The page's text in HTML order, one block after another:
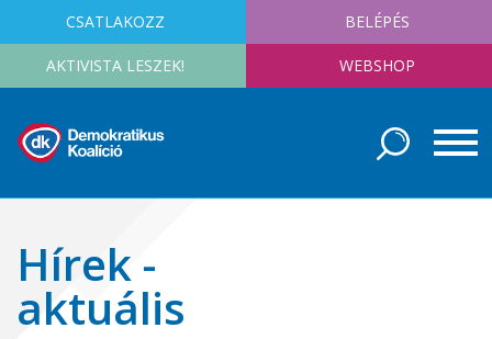
CSATLAKOZZ BELÉPÉS
AKTIVISTA LESZEK! WEBSHOP
Hírek -
aktuális